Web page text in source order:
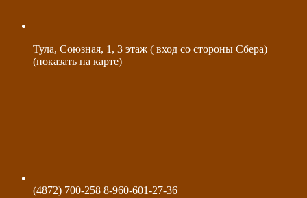
Тула, Союзная, 1, 3 этаж ( вход со стороны Сбера)
(показать на карте)
(4872) 700-258 8-960-601-27-36